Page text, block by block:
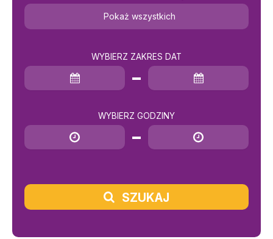
Pokaż wszystkich
WYBIERZ ZAKRES DAT
Data rozpoczęcia
Data zakończenia
WYBIERZ GODZINY
Godzina rozpoczęcia
Godzina zakończenia
SZUKAJ